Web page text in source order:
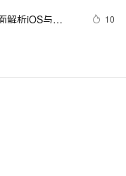
解析iOS与
集成与内购设
10
参考